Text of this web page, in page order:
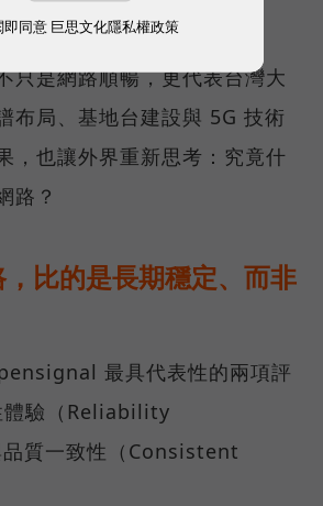
率 No.1 多項榮譽。
只是網路順暢，更代表台灣大
布局、基地台建設與 5G 技術
，也讓外界重新思考：究竟什
路？
比的是長期穩定、而非
最具代表性的兩項評
驗（Reliability
質一致性（Consistent
即同意 巨思文化隱私權政策